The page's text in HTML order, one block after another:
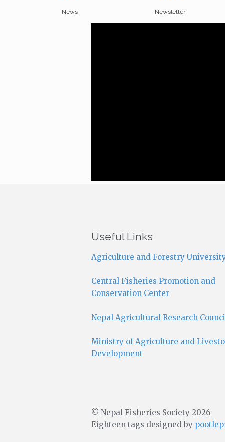
News Newsletter
Useful Links
Agriculture and Forestry
Central Fisheries Promotion and
Conservation Center
Nepal Agricultural Research
Ministry of Agriculture and
Development
© Nepal Fisheries Society 2026
Eighteen tags designed by